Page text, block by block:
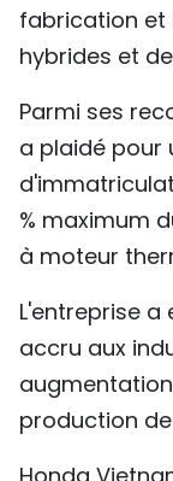
fabrication et
hybrides et
Parmi ses
a plaidé pour
% maximum
à moteur
L'entreprise
accru aux
production